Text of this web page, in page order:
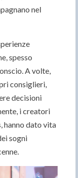
nel
spesso
A volte,
consiglieri,
decisioni
i creatori
, hanno dato vita
sogni